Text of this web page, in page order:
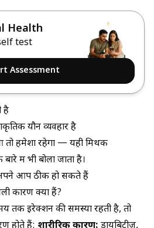
Health
test
Assessment
है
यौन व्यवहार है
हमेशा रहेगा — यही मिथक
में भी बोला जाता है।
आप ठीक हो सकते हैं
कारण क्या हैं?
तक इरेक्शन की समस्या रहती है, तो